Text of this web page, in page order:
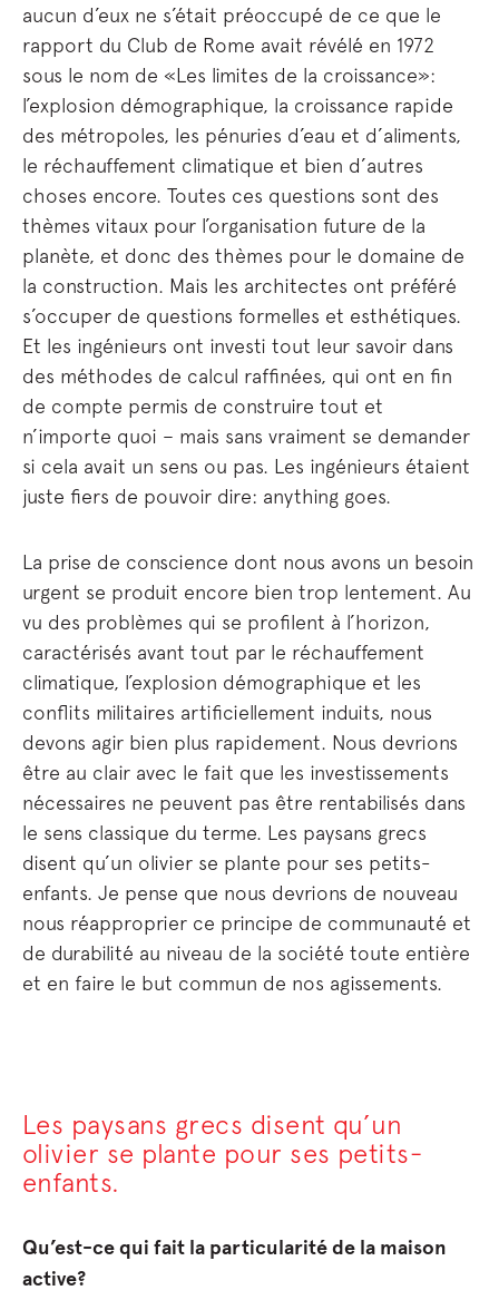
aucun d’eux ne s’était préoccupé de ce que le
rapport du Club de Rome avait révélé en 1972
sous le nom de «Les limites de la croissance»:
l’explosion démographique, la croissance rapide
des métropoles, les pénuries d’eau et d’aliments,
le réchauffement climatique et bien d’autres
choses encore. Toutes ces questions sont des
thèmes vitaux pour l’organisation future de la
planète, et donc des thèmes pour le domaine de
la construction. Mais les architectes ont préféré
s’occuper de questions formelles et esthétiques.
Et les ingénieurs ont investi tout leur savoir dans
des méthodes de calcul raffinées, qui ont en fin
de compte permis de construire tout et
n’importe quoi – mais sans vraiment se demander
si cela avait un sens ou pas. Les ingénieurs étaient
juste fiers de pouvoir dire: anything goes.
La prise de conscience dont nous avons un besoin
urgent se produit encore bien trop lentement. Au
vu des problèmes qui se profilent à l’horizon,
caractérisés avant tout par le réchauffement
climatique, l’explosion démographique et les
conflits militaires artificiellement induits, nous
devons agir bien plus rapidement. Nous devrions
être au clair avec le fait que les investissements
nécessaires ne peuvent pas être rentabilisés dans
le sens classique du terme. Les paysans grecs
disent qu’un olivier se plante pour ses petits-
enfants. Je pense que nous devrions de nouveau
nous réapproprier ce principe de communauté et
de durabilité au niveau de la société toute entière
et en faire le but commun de nos agissements.
Les paysans grecs disent qu’un
olivier se plante pour ses petits-
enfants.
Qu’est-ce qui fait la particularité de la maison
active?